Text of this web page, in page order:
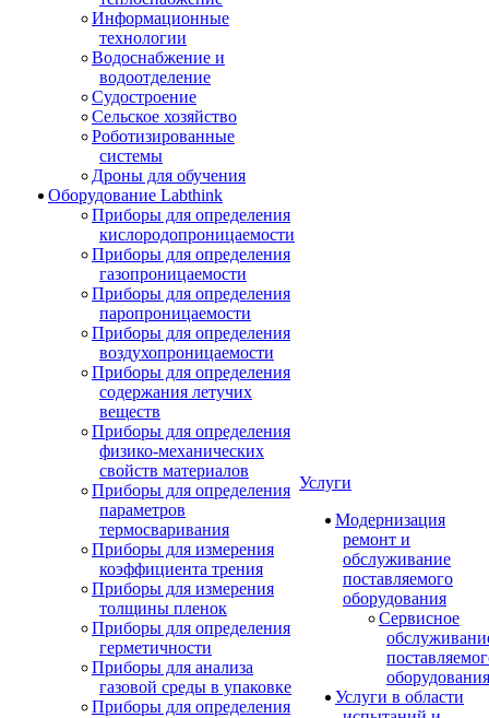
Информационные
технологии
Водоснабжение и
водоотделение
Судостроение
Сельское хозяйство
Роботизированные
системы
Дроны для обучения
Оборудование Labthink
Приборы для определения
кислородопроницаемости
Приборы для определения
газопроницаемости
Приборы для определения
паропроницаемости
Приборы для определения
воздухопроницаемости
Приборы для определения
содержания летучих
веществ
Приборы для определения
физико-механических
свойств материалов
Приборы для определения
параметров
термосваривания
Приборы для измерения
коэффициента трения
Приборы для измерения
толщины пленок
Приборы для определения
герметичности
Приборы для анализа
газовой среды в упаковке
Приборы для определения
Услуги
Модернизация
ремонт и
обслуживание
поставляемого
оборудования
Сервисное
оборудования
Услуги в области